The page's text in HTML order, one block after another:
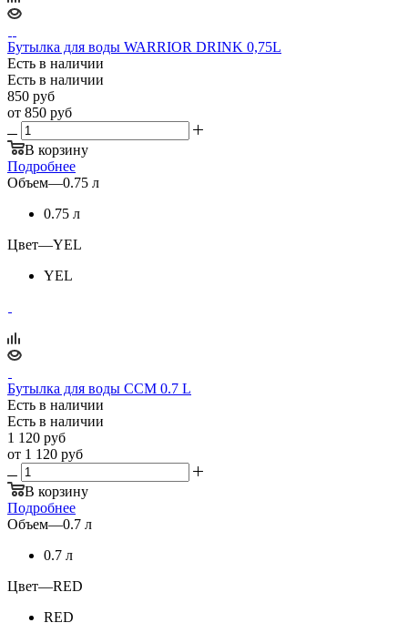
Бутылка для воды WARRIOR DRINK 0,75L
Есть в наличии
Есть в наличии
850 руб
от 850 руб
В корзину
Подробнее
Объем—0.75 л
0.75 л
Цвет—YEL
YEL
Бутылка для воды CCM 0.7 L
Есть в наличии
Есть в наличии
1 120 руб
от 1 120 руб
В корзину
Подробнее
Объем—0.7 л
0.7 л
Цвет—RED
RED